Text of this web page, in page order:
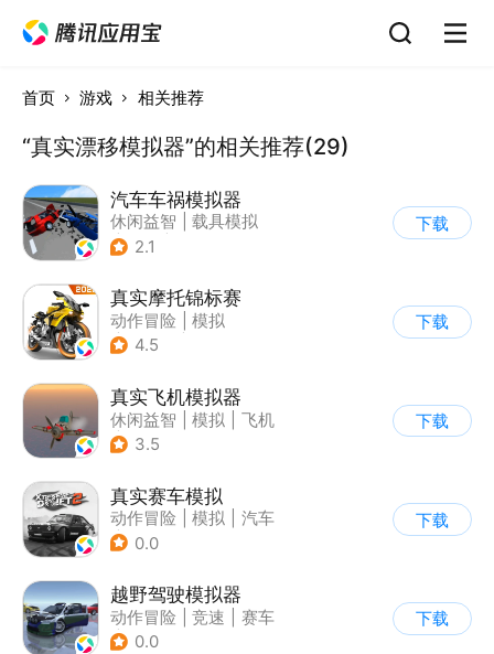
首页 游戏 相关推荐
“真实漂移模拟器”的相关推荐(29)
汽车车祸模拟器
休闲益智
载具模拟
| 赛车
2.1
下载
真实摩托锦标赛
动作冒险
模拟
| 摩托车
4.5
下载
真实飞机模拟器
休闲益智 模拟
飞机
| 写实
3.5
下载
真实赛车模拟
动作冒险 模拟
汽车
| 漂移
0.0
下载
越野驾驶模拟器
动作冒险 竞速
赛车
| 漂移
0.0
下载